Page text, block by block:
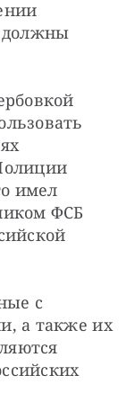
должны
имел
ФСБ
с
а также их